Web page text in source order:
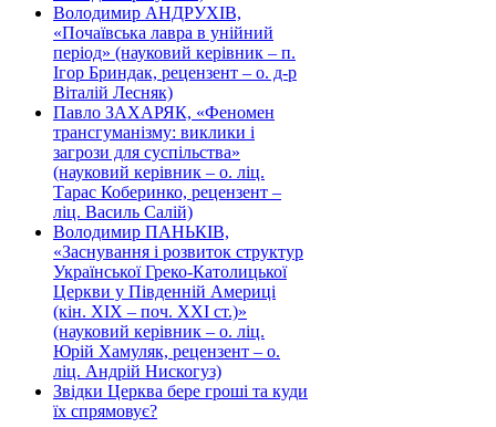
Володимир АНДРУХІВ,
«Почаївська лавра в унійний
період» (науковий керівник – п.
Ігор Бриндак, рецензент – о. д-р
Віталій Лесняк)
Павло ЗАХАРЯК, «Феномен
трансгуманізму: виклики і
загрози для суспільства»
(науковий керівник – о. ліц.
Тарас Коберинко, рецензент –
ліц. Василь Салій)
Володимир ПАНЬКІВ,
«Заснування і розвиток структур
Української Греко-Католицької
Церкви у Південній Америці
(кін. ХІХ – поч. ХХІ ст.)»
(науковий керівник – о. ліц.
Юрій Хамуляк, рецензент – о.
ліц. Андрій Нискогуз)
Звідки Церква бере гроші та куди
їх спрямовує?